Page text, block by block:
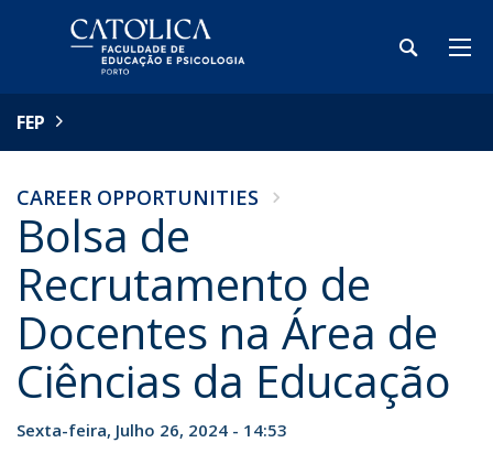
FEP
CAREER OPPORTUNITIES
Bolsa de
Recrutamento de
Docentes na Área de
Ciências da Educação
Sexta-feira, Julho 26, 2024 - 14:53